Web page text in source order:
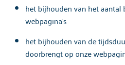
het bijhouden van het aantal
webpagina’s
het bijhouden van de
doorbrengt op onze